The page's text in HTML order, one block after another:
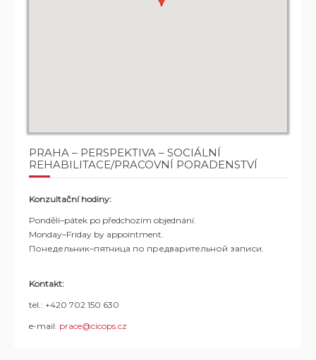
PRAHA – PERSPEKTIVA – SOCIÁLNÍ
REHABILITACE/PRACOVNÍ PORADENSTVÍ
Konzultační hodiny:
Pondělí–pátek po předchozím objednání.
Monday–Friday by appointment.
Понедельник–пятница по предварительной записи.
Kontakt:
tel.: +420 702 150 630
e-mail: prace@cicops.cz